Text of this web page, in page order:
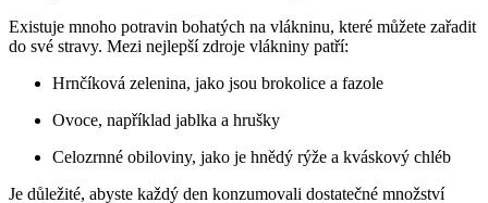
Existuje mnoho potravin bohatých na vlákninu, které můžete zařadit
do své stravy. Mezi nejlepší zdroje vlákniny patří:
Hrnčíková zelenina, jako jsou brokolice a fazole
Ovoce, například jablka a hrušky
Celozrnné obiloviny, jako je hnědý rýže a kváskový chléb
Je důležité, abyste každý den konzumovali dostatečné množství